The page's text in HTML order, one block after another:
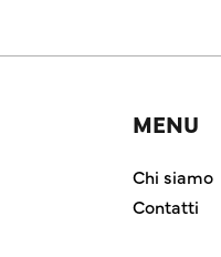
MENU
Chi siamo
Contatti